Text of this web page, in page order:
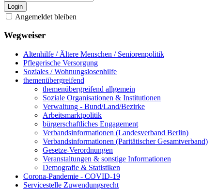
Login
Angemeldet bleiben
Wegweiser
Altenhilfe / Ältere Menschen / Seniorenpolitik
Pflegerische Versorgung
Soziales / Wohnungslosenhilfe
themenübergreifend
themenübergreifend allgemein
Soziale Organisationen & Institutionen
Verwaltung - Bund/Land/Bezirke
Arbeitsmarktpolitik
bürgerschaftliches Engagement
Verbandsinformationen (Landesverband Berlin)
Verbandsinformationen (Paritätischer Gesamtverband)
Gesetze-Verordnungen
Veranstaltungen & sonstige Informationen
Demografie & Statistiken
Corona-Pandemie - COVID-19
Servicestelle Zuwendungsrecht